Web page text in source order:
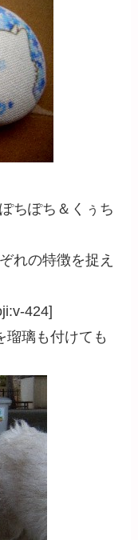
ちぽち＆くぅち
れの特徴を捉え
424]
瑠璃も付けても